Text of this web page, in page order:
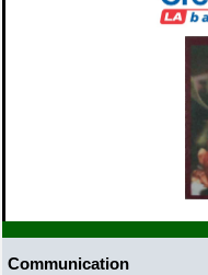
Communication